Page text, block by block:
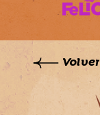
Volver